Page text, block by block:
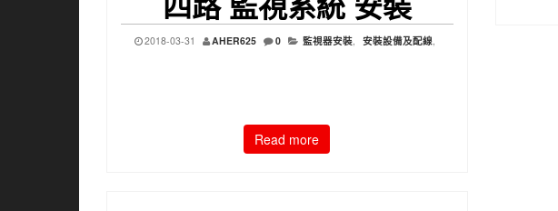
2018-03-31 AHER625 0 監視器安裝, 安裝設備及配線,
Read more